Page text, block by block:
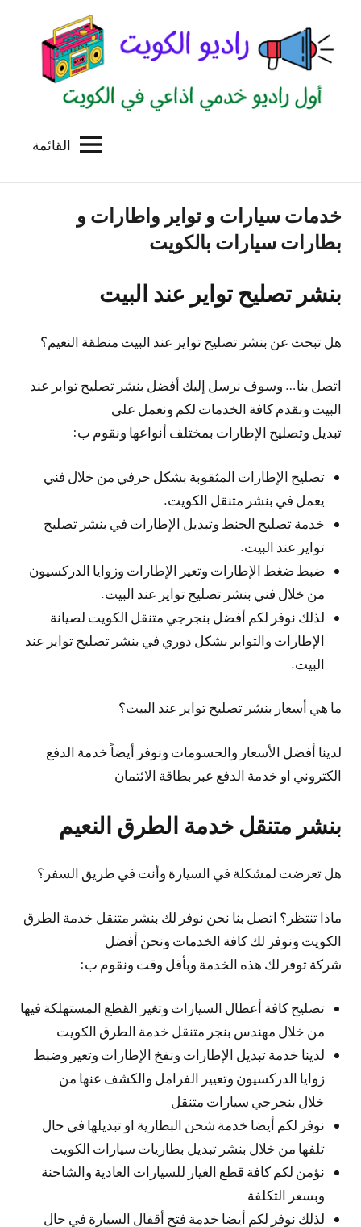
المحتوى
الكويت
للاعلانات
الخدمية
بالكويت
القائمة
خدمات سيارات و تواير واطارات و
بطارات سيارات بالكويت
بنشر تصليح تواير عند البيت
هل تبحث عن بنشر تصليح تواير عند البيت منطقة النعيم؟
اتصل بنا… وسوف نرسل إليك أفضل بنشر تصليح تواير عند
البيت ونقدم كافة الخدمات لكم ونعمل على
تبديل وتصليح الإطارات بمختلف أنواعها ونقوم ب:
تصليح الإطارات المثقوبة بشكل حرفي من خلال فني
يعمل في بنشر متنقل الكويت.
خدمة تصليح الجنط وتبديل الإطارات في بنشر تصليح
تواير عند البيت.
ضبط ضغط الإطارات وتعير الإطارات وزوايا الدركسيون
من خلال فني بنشر تصليح تواير عند البيت.
لذلك نوفر لكم أفضل بنجرجي متنقل الكويت لصيانة
الإطارات والتواير بشكل دوري في بنشر تصليح تواير عند
البيت.
ما هي أسعار بنشر تصليح تواير عند البيت؟
لدينا أفضل الأسعار والحسومات ونوفر أيضاً خدمة الدفع
الكتروني او خدمة الدفع عبر بطاقة الائتمان
بنشر متنقل خدمة الطرق النعيم
هل تعرضت لمشكلة في السيارة وأنت في طريق السفر؟
ماذا تنتظر؟ اتصل بنا نحن نوفر لك بنشر متنقل خدمة الطرق
الكويت ونوفر لك كافة الخدمات ونحن أفضل
شركة توفر لك هذه الخدمة وبأقل وقت ونقوم ب:
تصليح كافة أعطال السيارات وتغير القطع المستهلكة فيها
من خلال مهندس بنجر متنقل خدمة الطرق الكويت
لدينا خدمة تبديل الإطارات ونفخ الإطارات وتعير وضبط
زوايا الدركسيون وتعيير الفرامل والكشف عنها من
خلال بنجرجي سيارات متنقل
نوفر لكم أيضا خدمة شحن البطارية او تبديلها في حال
تلفها من خلال بنشر تبديل بطاريات سيارات الكويت
نؤمن لكم كافة قطع الغيار للسيارات العادية والشاحنة
وبسعر التكلفة
لذلك نوفر لكم أيضا خدمة فتح أقفال السيارة في حال